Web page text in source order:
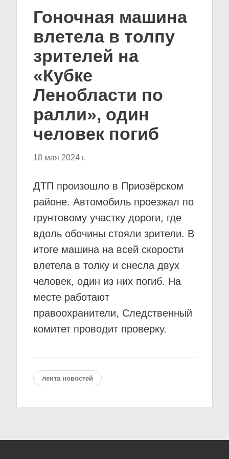
Гоночная машина
влетела в толпу
зрителей на
«Кубке
Ленобласти по
ралли», один
человек погиб
18 мая 2024 г.
ДТП произошло в Приозёрском
районе. Автомобиль проезжал по
грунтовому участку дороги, где
вдоль обочины стояли зрители. В
итоге машина на всей скорости
влетела в толку и снесла двух
человек, один из них погиб. На
месте работают
правоохранители, Следственный
комитет проводит проверку.
лента новостей